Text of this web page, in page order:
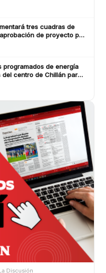
tres cuadras de
de proyecto por
programados de energía
centro de Chillán para
Discusión